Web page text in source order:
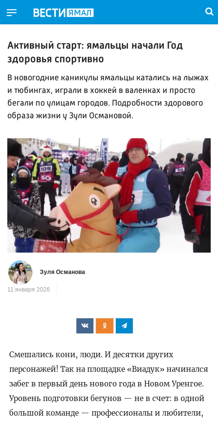
Активный старт: ямальцы начали Год
здоровья спортивно
В новогодние каникулы ямальцы катались на лыжах
и тюбингах, играли в хоккей в валенках и просто
бегали по улицам городов. Подробности здорового
образа жизни у Зули Османовой.
Зуля Османова
11 января 2026
Смешались кони, люди. И десятки других
персонажей! Так на площадке «Виадук» начинался
забег в первый день нового года в Новом Уренгое.
Уровень подготовки бегунов — не в счет: в одной
большой команде — профессионалы и любители,